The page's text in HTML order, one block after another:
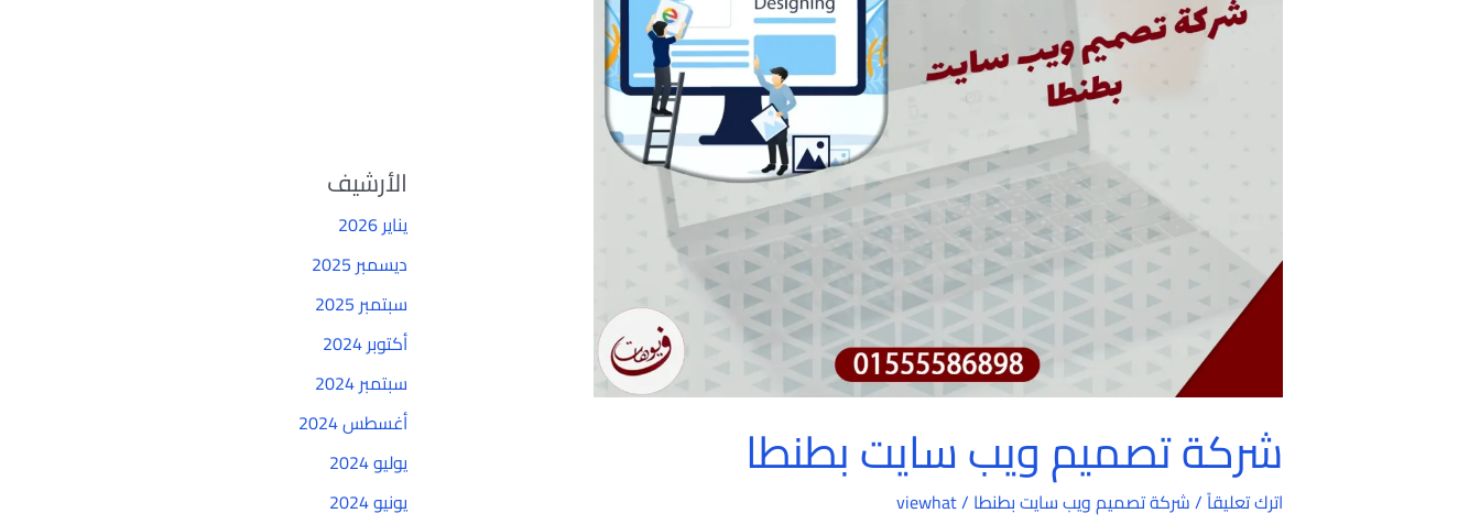
شركة تصميم ويب سايت بطنطا
اترك تعليقاً/شركة تصميم ويب سايت بطنطا /
viewhat
بطنطا
الأرشيف
يناير 2026
ديسمبر 2025
سبتمبر 2025
أكتوبر 2024
سبتمبر 2024
أغسطس 2024
يوليو 2024
يونيو 2024